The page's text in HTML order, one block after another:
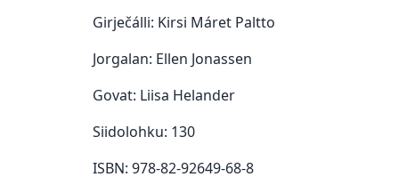
Girječálli: Kirsi Máret Paltto
Jorgalan: Ellen Jonassen
Govat: Liisa Helander
Siidolohku: 130
ISBN: 978-82-92649-68-8